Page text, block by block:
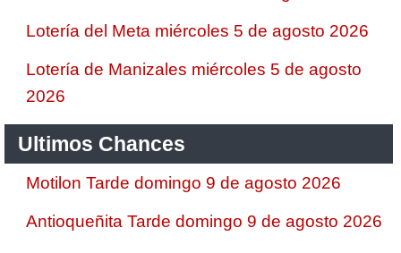
Lotería del Meta miércoles 5 de agosto 2026
Lotería de Manizales miércoles 5 de agosto
2026
Ultimos Chances
Motilon Tarde domingo 9 de agosto 2026
Antioqueñita Tarde domingo 9 de agosto 2026